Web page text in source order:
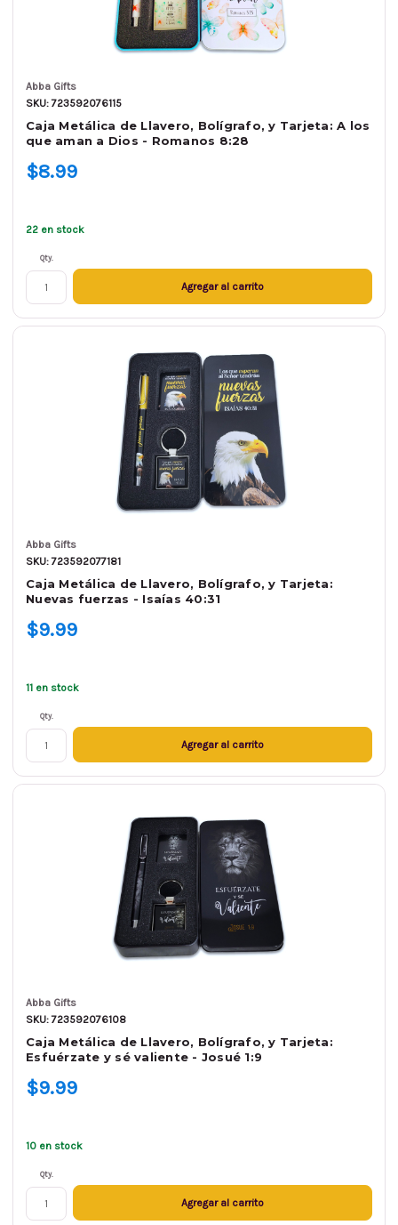
Abba Gifts
SKU: 723592076115
Caja Metálica de Llavero, Bolígrafo, y Tarjeta: A los
que aman a Dios - Romanos 8:28
$8.99
22 en stock
Qty.
Agregar al carrito
Abba Gifts
SKU: 723592077181
Caja Metálica de Llavero, Bolígrafo, y Tarjeta:
Nuevas fuerzas - Isaías 40:31
$9.99
11 en stock
Qty.
Agregar al carrito
Abba Gifts
SKU: 723592076108
Caja Metálica de Llavero, Bolígrafo, y Tarjeta:
Esfuérzate y sé valiente - Josué 1:9
$9.99
10 en stock
Qty.
Agregar al carrito